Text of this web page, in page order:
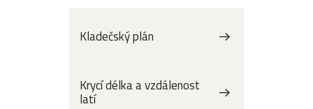
Kladečský plán
Krycí délka a vzdálenost
latí